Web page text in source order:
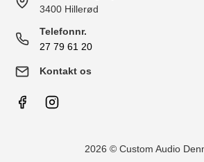
3400 Hillerød
Telefonnr.
27 79 61 20
Kontakt os
2026 © Custom Audio